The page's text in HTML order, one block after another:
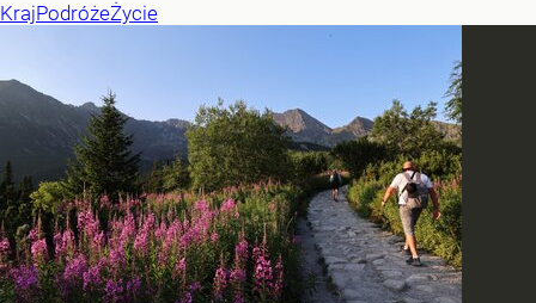
KrajPodróżeŻycie